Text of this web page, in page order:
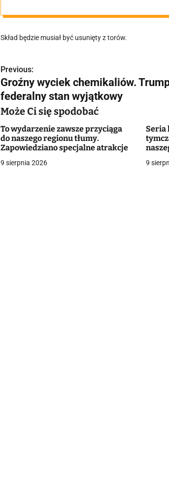
Skład będzie musiał być usunięty z torów.
N
a
w
i
g
a
Previous:
Groźny wyciek chemikaliów.
federalny stan wyjątkowy
Może Ci się spodobać
To wydarzenie zawsze przyciąga
do naszego regionu tłumy.
Zapowiedziano specjalne atrakcje
9 sierpnia 2026
Seria
9